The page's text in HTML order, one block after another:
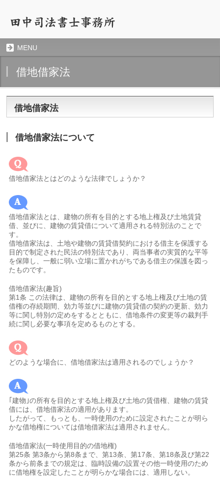
MENU
借地借家法
借地借家法
借地借家法について
借地借家法とはどのような法律でしょうか？
借地借家法とは、建物の所有を目的とする地上権及び土地賃貸
借、並びに、建物の賃貸借について適用される特別法のことで
す。
借地借家法は、土地や建物の賃貸借契約における借主を保護する
目的で制定された民法の特別法であり、両当事者の実質的な平等
を保障し、一般に弱い立場に置かれがちである借主の保護を図っ
たものです。
借地借家法(趣旨)
第1条 この法律は、建物の所有を目的とする地上権及び土地の賃
借権の存続期間、効力等並びに建物の賃貸借の契約の更新、効力
等に関し特別の定めをするとともに、借地条件の変更等の裁判手
続に関し必要な事項を定めるものとする。
どのような場合に、借地借家法は適用されるのでしょうか？
｢建物｣の所有を目的とする地上権及び土地の賃借権、建物の賃貸
借には、借地借家法の適用があります。
したがって、もっとも、一時使用のために設定されたことが明ら
かな借地権については借地借家法は適用されません。
借地借家法(一時使用目的の借地権)
第25条 第3条から第8条まで、第13条、第17条、第18条及び第22
条から前条までの規定は、臨時設備の設置その他一時使用のため
に借地権を設定したことが明らかな場合には、適用しない。